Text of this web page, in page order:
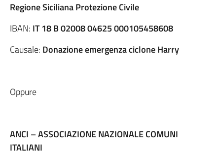
Regione Siciliana Protezione Civile
IBAN: IT 18 B 02008 04625 000105458608
Causale: Donazione emergenza ciclone Harry
Oppure
ANCI – ASSOCIAZIONE NAZIONALE COMUNI
ITALIANI